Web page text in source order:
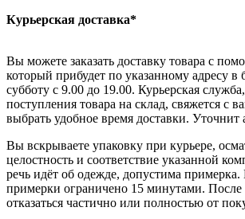
Курьерская доставка*
Вы можете заказать доставку товара с
который прибудет по указанному адресу в
субботу с 9.00 до 19.00. Курьерская
поступления товара на склад, свяжется с
выбрать удобное время доставки. Уточнит
Вы вскрываете упаковку при курьере,
целостность и соответствие указанной
речь идёт об одежде, допустима
примерки ограничено 15 минутами.
отказаться частично или полностью от